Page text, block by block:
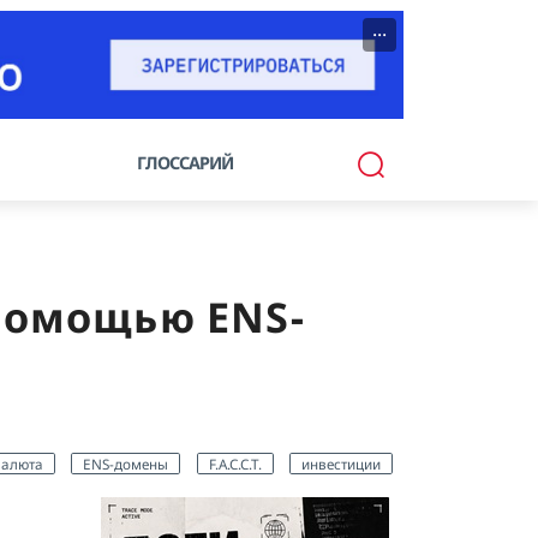
···
ГЛОССАРИЙ
ENS-
ENS-домены F.A.C.C.T. инвестиции